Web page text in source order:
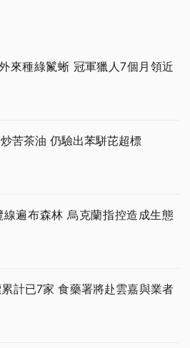
來種綠鬣蜥 冠軍獵人7個月領近
苦茶油 仍驗出苯駢芘超標
遍布森林 烏克蘭指控造成生態
計已7家 食藥署將赴雲嘉與業者